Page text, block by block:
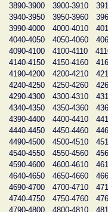
3890-3900
3900-3910
3940-3950
3950-3960
3990-4000
4000-4010
4040-4050
4050-4060
4090-4100
4100-4110
4140-4150
4150-4160
4190-4200
4200-4210
4240-4250
4250-4260
4290-4300
4300-4310
4340-4350
4350-4360
4390-4400
4400-4410
4440-4450
4450-4460
4490-4500
4500-4510
4540-4550
4550-4560
4590-4600
4600-4610
4640-4650
4650-4660
4690-4700
4700-4710
4740-4750
4750-4760
4790-4800
4800-4810